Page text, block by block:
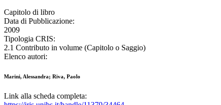
Capitolo di libro
Data di Pubblicazione:
2009
Tipologia CRIS:
2.1 Contributo in volume (Capitolo o Saggio)
Elenco autori:
Marini, Alessandra; Riva, Paolo
Link alla scheda completa: